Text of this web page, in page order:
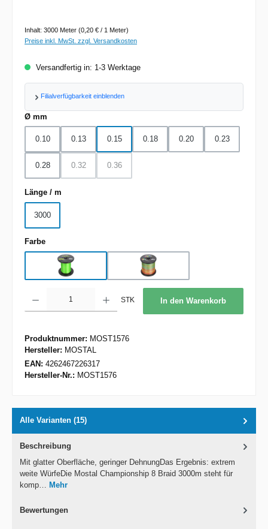
Inhalt: 3000 Meter (0,20 € / 1 Meter)
Preise inkl. MwSt. zzgl. Versandkosten
Versandfertig in: 1-3 Werktage
Filialverfügbarkeit einblenden
Ø mm
0.10 0.13 0.15 0.18 0.20 0.23
0.28 0.32 0.36
Länge / m
3000
Farbeauswählen
Chartreuse multicolor
STK In den Warenkorb
Produktnummer: MOST1576
Hersteller: MOSTAL
EAN: 4262467226317
Hersteller-Nr.: MOST1576
Alle Varianten (15)
Beschreibung
Mit glatter Oberfläche, geringer DehnungDas Ergebnis: extrem
weite WürfeDie Mostal Championship 8 Braid 3000m steht für
komp…
Mehr
Bewertungen